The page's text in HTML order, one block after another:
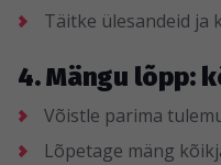
Täitke ülesandeid ja
4. Mängu lõpp:
Võistle parima
Lõpetage mäng